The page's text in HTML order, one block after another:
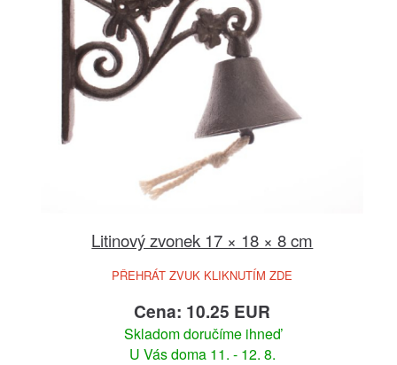
Litinový zvonek 17 × 18 × 8 cm
PŘEHRÁT ZVUK KLIKNUTÍM ZDE
Cena: 10.25 EUR
Skladom doručíme ihneď
U Vás doma 11. - 12. 8.